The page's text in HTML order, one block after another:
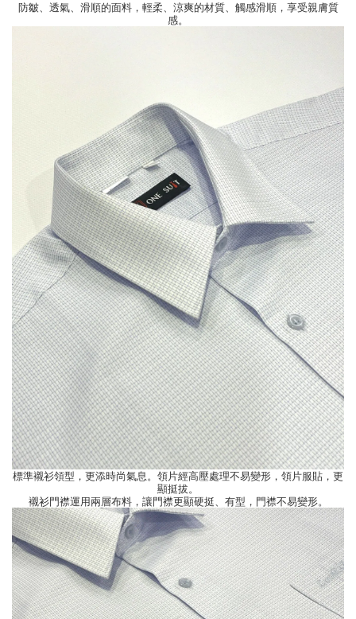
防皺、透氣、滑順的面料，輕柔、涼爽的材質、觸感滑順，享受親膚質
感。
標準襯衫領型，更添時尚氣息。領片經高壓處理不易變形，領片服貼，更
顯挺拔。
襯衫門襟運用兩層布料，讓門襟更顯硬挺、有型，門襟不易變形。